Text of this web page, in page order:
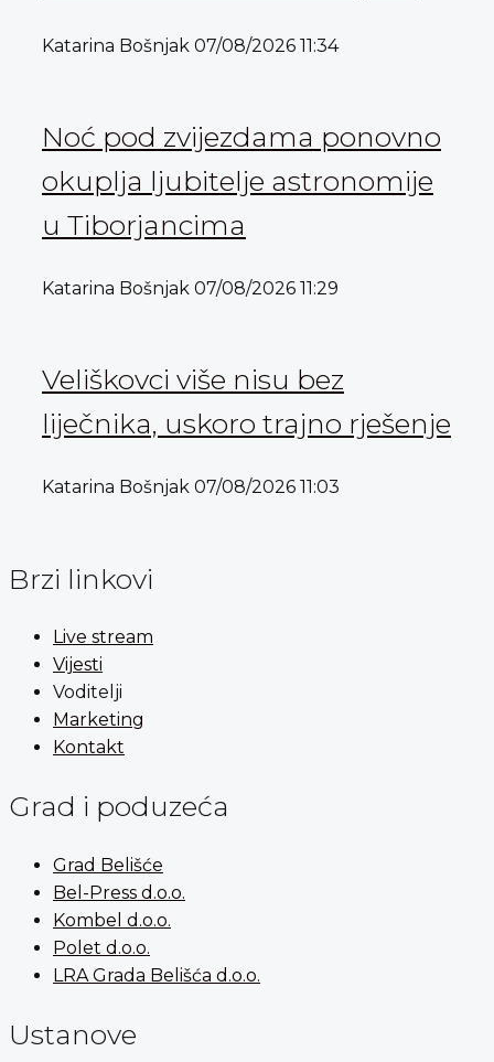
Katarina Bošnjak 07/08/2026 11:34
Noć pod zvijezdama ponovno
okuplja ljubitelje astronomije
u Tiborjancima
Katarina Bošnjak 07/08/2026 11:29
Veliškovci više nisu bez
liječnika, uskoro trajno rješenje
Katarina Bošnjak 07/08/2026 11:03
Brzi linkovi
Live stream
Vijesti
Voditelji
Marketing
Kontakt
Grad i poduzeća
Grad Belišće
Bel-Press d.o.o.
Kombel d.o.o.
Polet d.o.o.
LRA Grada Belišća d.o.o.
Ustanove